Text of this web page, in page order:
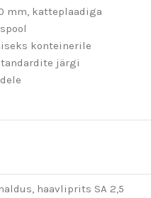
mm, katteplaadiga
konteinerile
järgi
haavliprits SA 2,5